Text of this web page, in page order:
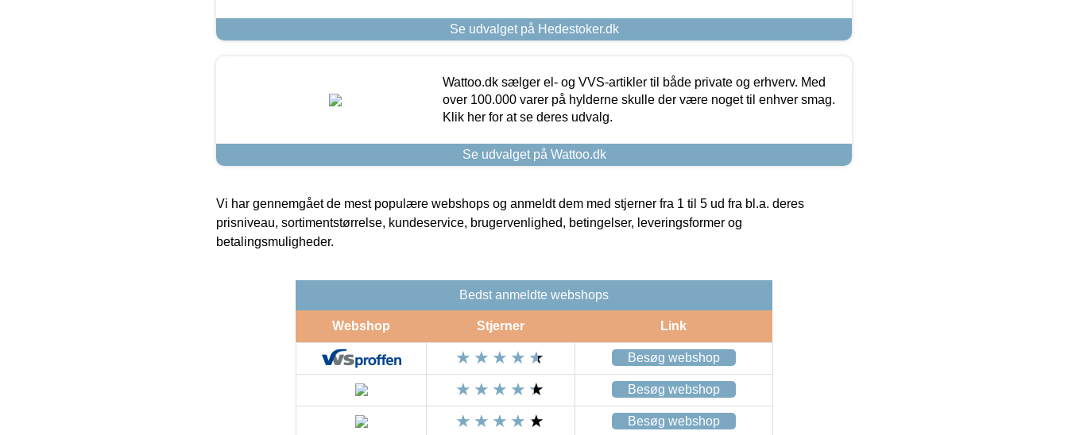
Se udvalget på Hedestoker.dk
Wattoo.dk sælger el- og VVS-artikler til både private og erhverv. Med
over 100.000 varer på hylderne skulle der være noget til enhver smag.
Klik her for at se deres udvalg.
Se udvalget på Wattoo.dk
Vi har gennemgået de mest populære webshops og anmeldt dem med stjerner fra 1 til 5 ud fra bl.a. deres
prisniveau, sortimentstørrelse, kundeservice, brugervenlighed, betingelser, leveringsformer og
betalingsmuligheder.
Bedst anmeldte webshops
Webshop Stjerner Link
Besøg webshop
Besøg webshop
Besøg webshop